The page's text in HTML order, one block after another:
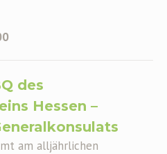
des
Hessen –
am alljährlichen